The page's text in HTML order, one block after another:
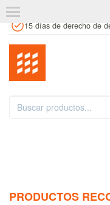
15 días de derecho de
PRODUCTOS